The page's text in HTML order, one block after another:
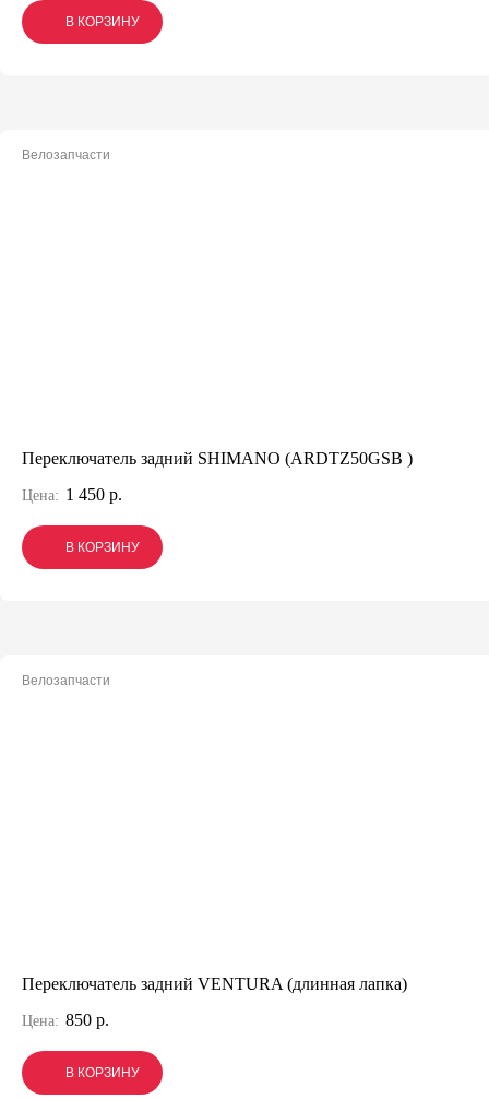
В КОРЗИНУ
В КОРЗИНУ
В КОРЗИНУ
Велозапчасти
Переключатель задний SHIMANO (ARDTZ50GSВ )
Цена: 1 450 р.
В КОРЗИНУ
В КОРЗИНУ
В КОРЗИНУ
Велозапчасти
Переключатель задний VENTURA (длинная лапка)
Цена: 850 р.
В КОРЗИНУ
В КОРЗИНУ
В КОРЗИНУ